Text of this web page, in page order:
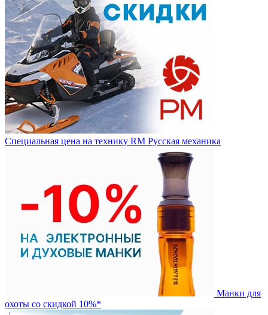
Специальная цена на технику RM Русская механика
Манки для
охоты со скидкой 10%*